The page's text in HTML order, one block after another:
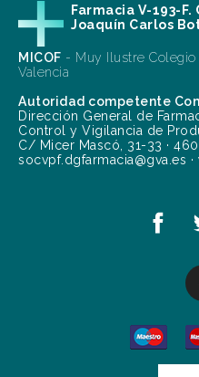
Farmacia V-193-
Joaquín Carlos
MICOF - Muy Ilustre Colegio
Valencia
Autoridad competente
Dirección General de
Control y Vigilancia de
C/ Micer Mascó, 31-33 ·
socvpf.dgfarmacia@gva.es ·